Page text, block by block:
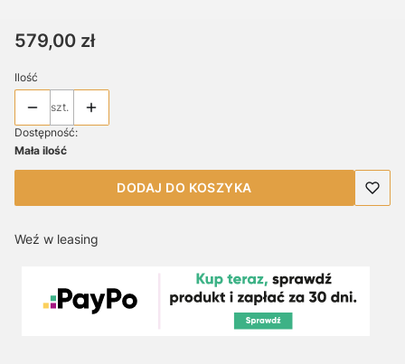
Cena
579,00 zł
Ilość
szt.
Dostępność:
Mała ilość
DODAJ DO KOSZYKA
Weź w leasing